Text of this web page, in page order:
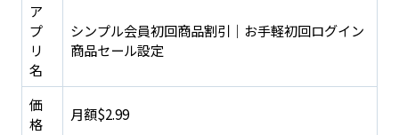
ア
プ
リ
名
シンプル会員初回商品割引｜お手軽初回ログイン
商品セール設定
価
格
月額$2.99